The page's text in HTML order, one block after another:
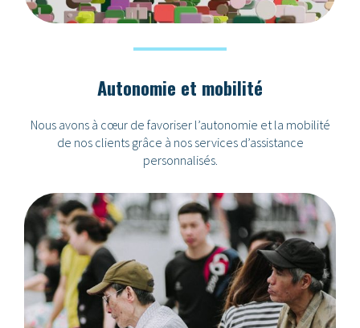
Autonomie et mobilité
Nous avons à cœur de favoriser l’autonomie et la mobilité
de nos clients grâce à nos services d’assistance
personnalisés.